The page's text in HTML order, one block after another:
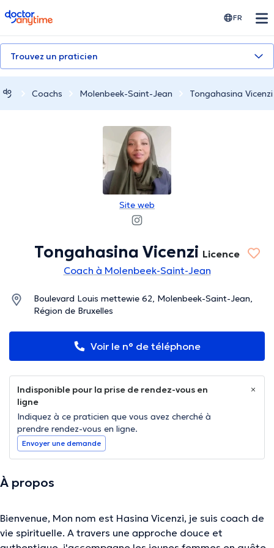
doctoranytime FR
Trouvez un praticien
Coachs Molenbeek-Saint-Jean Tongahasina Vicenzi
Site web
Tongahasina Vicenzi Licence
Coach à Molenbeek-Saint-Jean
Boulevard Louis mettewie 62, Molenbeek-Saint-Jean,
Région de Bruxelles
Voir le n° de téléphone
Indisponible pour la prise de rendez-vous en
ligne
Indiquez à ce praticien que vous avez cherché à
prendre rendez-vous en ligne.
Envoyer une demande
À propos
Bienvenue, Mon nom est Hasina Vicenzi, je suis coach de
vie spirituelle. A travers une approche douce et